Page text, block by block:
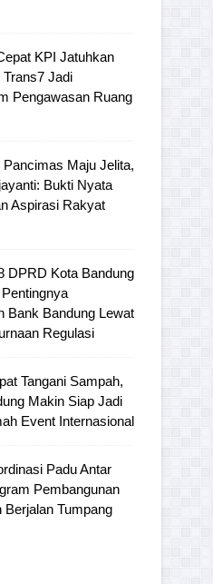
KPI Jatuhkan
Jadi
Pengawasan Ruang
Maju Jelita,
Bukti Nyata
Aspirasi Rakyat
DPRD Kota Bandung
Bank Bandung Lewat
Regulasi
Tangani Sampah,
Makin Siap Jadi
Event Internasional
Padu Antar
Pembangunan
Berjalan Tumpang